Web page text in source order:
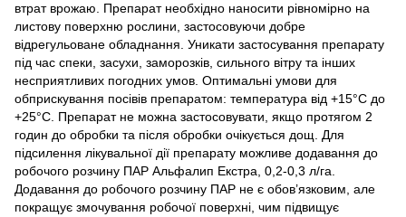
втрат врожаю. Препарат необхідно наносити рівномірно на
листову поверхню рослини, застосовуючи добре
відрегульоване обладнання. Уникати застосування препарату
під час спеки, засухи, заморозків, сильного вітру та інших
несприятливих погодних умов. Оптимальні умови для
обприскування посівів препаратом: температура від +15°С до
+25°С. Препарат не можна застосовувати, якщо протягом 2
годин до обробки та після обробки очікується дощ. Для
підсилення лікувальної дії препарату можливе додавання до
робочого розчину ПАР Альфалип Екстра, 0,2-0,3 л/га.
Додавання до робочого розчину ПАР не є обов’язковим, але
покращує змочування робочої поверхні, чим підвищує